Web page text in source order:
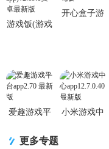
快来j9p下载哦。..
游戏饭(游戏
开心盒子游
爱趣游戏平
新版
小米游戏中
更多专题